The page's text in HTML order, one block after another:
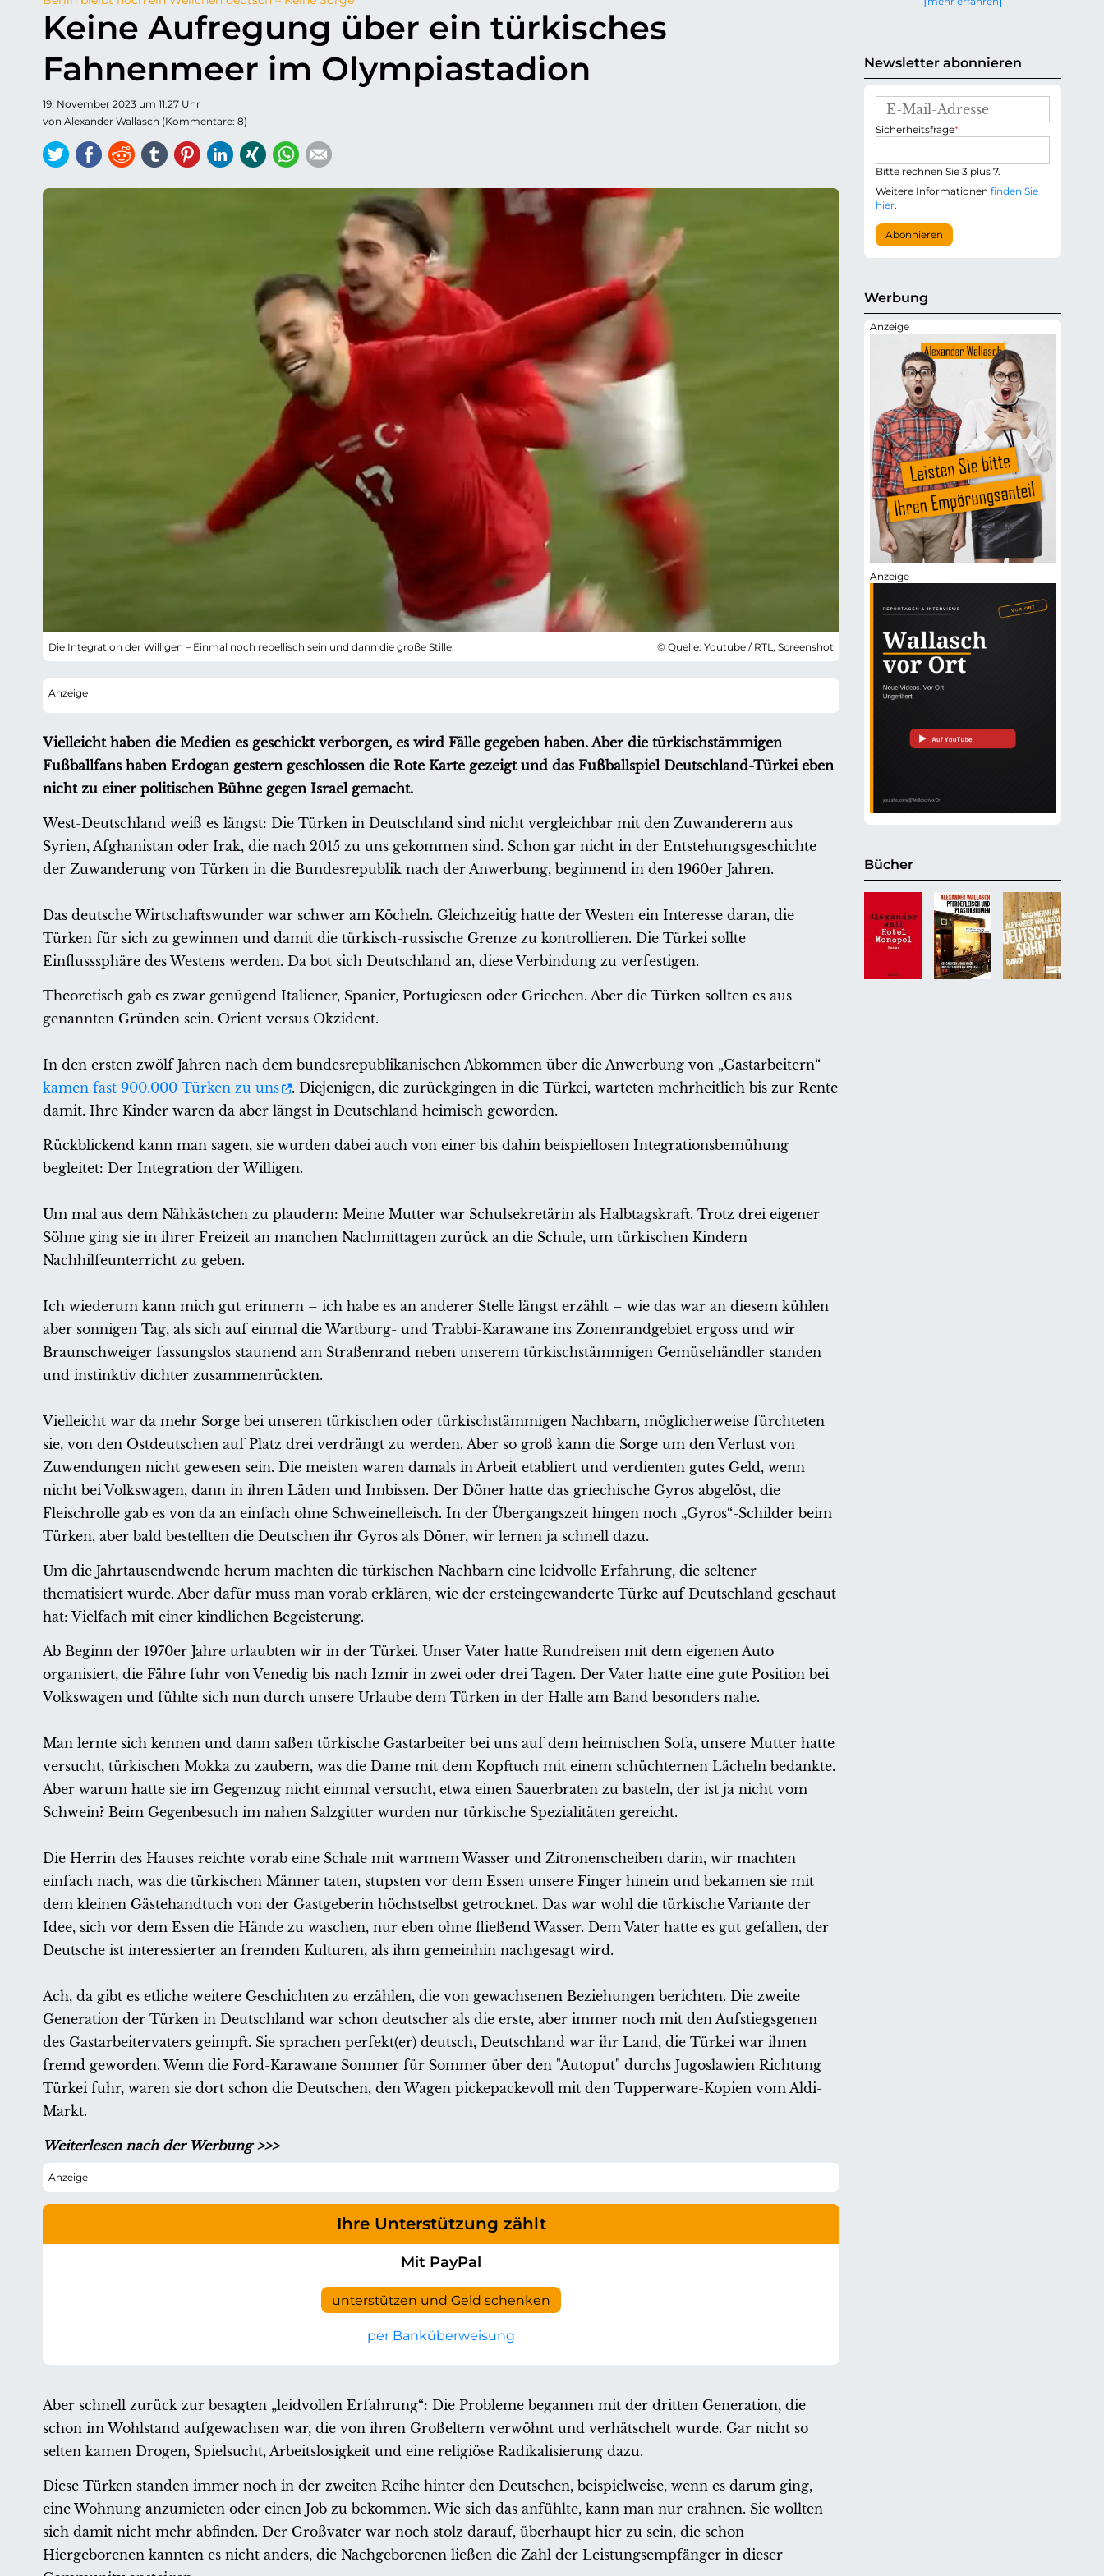
Keine Aufregung über ein türkisches
Fahnenmeer im Olympiastadion
19. November 2023 um 11:27 Uhr
von Alexander Wallasch (Kommentare: 8)
TwitterFacebook
ReddittumblrPinterestLinkedIn
Xing WhatsApp
Die Integration der Willigen – Einmal noch rebellisch sein und dann die große Stille. © Quelle: Youtube / RTL, Screenshot
Vielleicht haben die Medien es geschickt verborgen, es wird Fälle gegeben haben. Aber die türkischstämmigen
Fußballfans haben Erdogan gestern geschlossen die Rote Karte gezeigt und das Fußballspiel Deutschland-Türkei eben
nicht zu einer politischen Bühne gegen Israel gemacht.
West-Deutschland weiß es längst: Die Türken in Deutschland sind nicht vergleichbar mit den Zuwanderern aus
Syrien, Afghanistan oder Irak, die nach 2015 zu uns gekommen sind. Schon gar nicht in der Entstehungsgeschichte
der Zuwanderung von Türken in die Bundesrepublik nach der Anwerbung, beginnend in den 1960er Jahren.
Das deutsche Wirtschaftswunder war schwer am Köcheln. Gleichzeitig hatte der Westen ein Interesse daran, die
Türken für sich zu gewinnen und damit die türkisch-russische Grenze zu kontrollieren. Die Türkei sollte
Einflusssphäre des Westens werden. Da bot sich Deutschland an, diese Verbindung zu verfestigen.
Theoretisch gab es zwar genügend Italiener, Spanier, Portugiesen oder Griechen. Aber die Türken sollten es aus
genannten Gründen sein. Orient versus Okzident.
In den ersten zwölf Jahren nach dem bundesrepublikanischen Abkommen über die Anwerbung von „Gastarbeitern“
kamen fast 900.000 Türken zu uns
. Diejenigen, die zurückgingen in die Türkei, warteten mehrheitlich bis zur Rente
damit. Ihre Kinder waren da aber längst in Deutschland heimisch geworden.
Rückblickend kann man sagen, sie wurden dabei auch von einer bis dahin beispiellosen Integrationsbemühung
begleitet: Der Integration der Willigen.
Um mal aus dem Nähkästchen zu plaudern: Meine Mutter war Schulsekretärin als Halbtagskraft. Trotz drei eigener
Söhne ging sie in ihrer Freizeit an manchen Nachmittagen zurück an die Schule, um türkischen Kindern
Nachhilfeunterricht zu geben.
Ich wiederum kann mich gut erinnern – ich habe es an anderer Stelle längst erzählt – wie das war an diesem kühlen
aber sonnigen Tag, als sich auf einmal die Wartburg- und Trabbi-Karawane ins Zonenrandgebiet ergoss und wir
Braunschweiger fassungslos staunend am Straßenrand neben unserem türkischstämmigen Gemüsehändler standen
und instinktiv dichter zusammenrückten.
Vielleicht war da mehr Sorge bei unseren türkischen oder türkischstämmigen Nachbarn, möglicherweise fürchteten
sie, von den Ostdeutschen auf Platz drei verdrängt zu werden. Aber so groß kann die Sorge um den Verlust von
Zuwendungen nicht gewesen sein. Die meisten waren damals in Arbeit etabliert und verdienten gutes Geld, wenn
nicht bei Volkswagen, dann in ihren Läden und Imbissen. Der Döner hatte das griechische Gyros abgelöst, die
Fleischrolle gab es von da an einfach ohne Schweinefleisch. In der Übergangszeit hingen noch „Gyros“-Schilder beim
Türken, aber bald bestellten die Deutschen ihr Gyros als Döner, wir lernen ja schnell dazu.
Um die Jahrtausendwende herum machten die türkischen Nachbarn eine leidvolle Erfahrung, die seltener
thematisiert wurde. Aber dafür muss man vorab erklären, wie der ersteingewanderte Türke auf Deutschland geschaut
hat: Vielfach mit einer kindlichen Begeisterung.
Ab Beginn der 1970er Jahre urlaubten wir in der Türkei. Unser Vater hatte Rundreisen mit dem eigenen Auto
organisiert, die Fähre fuhr von Venedig bis nach Izmir in zwei oder drei Tagen. Der Vater hatte eine gute Position bei
Volkswagen und fühlte sich nun durch unsere Urlaube dem Türken in der Halle am Band besonders nahe.
Man lernte sich kennen und dann saßen türkische Gastarbeiter bei uns auf dem heimischen Sofa, unsere Mutter hatte
versucht, türkischen Mokka zu zaubern, was die Dame mit dem Kopftuch mit einem schüchternen Lächeln bedankte.
Aber warum hatte sie im Gegenzug nicht einmal versucht, etwa einen Sauerbraten zu basteln, der ist ja nicht vom
Schwein? Beim Gegenbesuch im nahen Salzgitter wurden nur türkische Spezialitäten gereicht.
Die Herrin des Hauses reichte vorab eine Schale mit warmem Wasser und Zitronenscheiben darin, wir machten
einfach nach, was die türkischen Männer taten, stupsten vor dem Essen unsere Finger hinein und bekamen sie mit
dem kleinen Gästehandtuch von der Gastgeberin höchstselbst getrocknet. Das war wohl die türkische Variante der
Idee, sich vor dem Essen die Hände zu waschen, nur eben ohne fließend Wasser. Dem Vater hatte es gut gefallen, der
Deutsche ist interessierter an fremden Kulturen, als ihm gemeinhin nachgesagt wird.
Ach, da gibt es etliche weitere Geschichten zu erzählen, die von gewachsenen Beziehungen berichten. Die zweite
Generation der Türken in Deutschland war schon deutscher als die erste, aber immer noch mit den Aufstiegsgenen
des Gastarbeitervaters geimpft. Sie sprachen perfekt(er) deutsch, Deutschland war ihr Land, die Türkei war ihnen
fremd geworden. Wenn die Ford-Karawane Sommer für Sommer über den "Autoput" durchs Jugoslawien Richtung
Türkei fuhr, waren sie dort schon die Deutschen, den Wagen pickepackevoll mit den Tupperware-Kopien vom Aldi-
Markt.
Weiterlesen nach der Werbung >>>
Ihre Unterstützung zählt
Mit PayPal
unterstützen und Geld schenken
per Banküberweisung
Aber schnell zurück zur besagten „leidvollen Erfahrung“: Die Probleme begannen mit der dritten Generation, die
schon im Wohlstand aufgewachsen war, die von ihren Großeltern verwöhnt und verhätschelt wurde. Gar nicht so
selten kamen Drogen, Spielsucht, Arbeitslosigkeit und eine religiöse Radikalisierung dazu.
Diese Türken standen immer noch in der zweiten Reihe hinter den Deutschen, beispielweise, wenn es darum ging,
eine Wohnung anzumieten oder einen Job zu bekommen. Wie sich das anfühlte, kann man nur erahnen. Sie wollten
sich damit nicht mehr abfinden. Der Großvater war noch stolz darauf, überhaupt hier zu sein, die schon
Hiergeborenen kannten es nicht anders, die Nachgeborenen ließen die Zahl der Leistungsempfänger in dieser
Newsletter abonnieren
M
l
-
A
r
e
P
i
c
h
t
f
e
Sicherheitsfrage*
Bitte rechnen Sie 3 plus 7.
Weitere Informationen finden Sie
hier.
Abonnieren
Werbung
Bücher